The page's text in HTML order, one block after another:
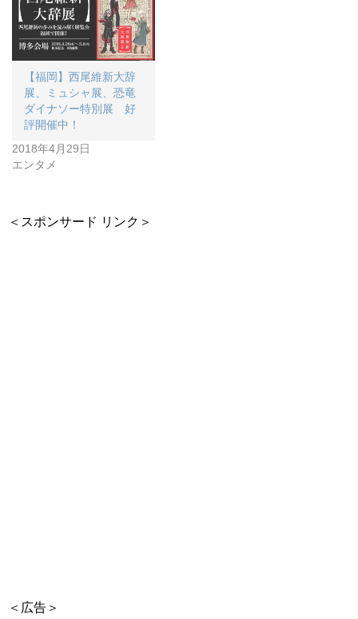
【福岡】西尾維新大辞
展、ミュシャ展、恐竜
ダイナソー特別展 好
評開催中！
2018年4月29日
エンタメ
＜スポンサード リンク＞
＜広告＞